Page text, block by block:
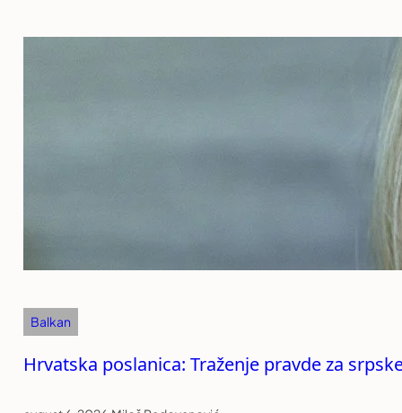
Balkan
Hrvatska poslanica: Traženje pravde za